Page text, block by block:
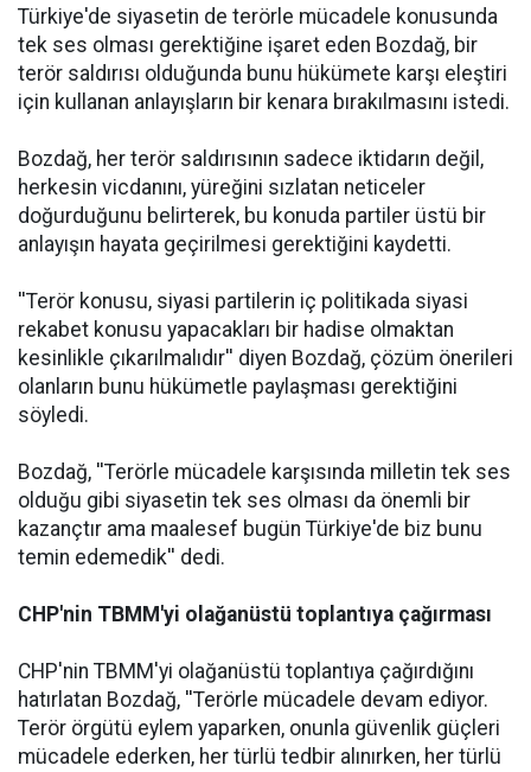
Türkiye'de siyasetin de terörle mücadele konusunda
tek ses olması gerektiğine işaret eden Bozdağ, bir
terör saldırısı olduğunda bunu hükümete karşı eleştiri
için kullanan anlayışların bir kenara bırakılmasını istedi.
Bozdağ, her terör saldırısının sadece iktidarın değil,
herkesin vicdanını, yüreğini sızlatan neticeler
doğurduğunu belirterek, bu konuda partiler üstü bir
anlayışın hayata geçirilmesi gerektiğini kaydetti.
''Terör konusu, siyasi partilerin iç politikada siyasi
rekabet konusu yapacakları bir hadise olmaktan
kesinlikle çıkarılmalıdır'' diyen Bozdağ, çözüm önerileri
olanların bunu hükümetle paylaşması gerektiğini
söyledi.
Bozdağ, ''Terörle mücadele karşısında milletin tek ses
olduğu gibi siyasetin tek ses olması da önemli bir
kazançtır ama maalesef bugün Türkiye'de biz bunu
temin edemedik'' dedi.
CHP'nin TBMM'yi olağanüstü toplantıya çağırması
CHP'nin TBMM'yi olağanüstü toplantıya çağırdığını
hatırlatan Bozdağ, ''Terörle mücadele devam ediyor.
Terör örgütü eylem yaparken, onunla güvenlik güçleri
mücadele ederken, her türlü tedbir alınırken, her türlü